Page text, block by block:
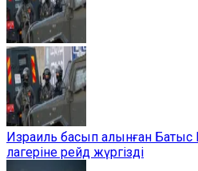
Израиль басып алынған
лагеріне рейд жүргізді